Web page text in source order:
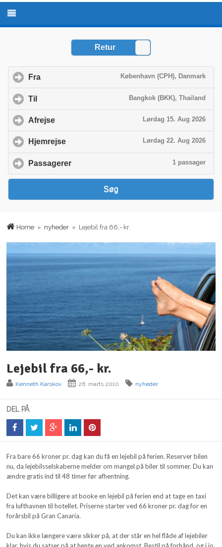
Home » nyheder » Lejebil fra 66,- kr.
Lejebil fra 66,- kr.
Kenneth Karskov 26. marts 2010 nyheder
DEL PÅ
Fra bare 66 kroner pr. dag kan du få en lejebil på ferien. Reserver bilen
nu, da lejebilsselskaberne melder om mangel på biler til sommer. Du kan
ændre gratis ind til 48 timer før afhentning.
Det kan være billigere at booke en lejebil på ferien end at tage en taxi
fra lufthavnen til hotellet. Priserne starter ved 66 kroner pr. dag for en
forårsbil på Gran Canaria.
Du kan ikke længere være sikker på, at der står en hel flåde af lejebiler